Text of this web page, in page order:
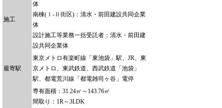
施工
体
南棟(Ⅰ-Ⅱ街区)：清水・前田建設共同企業
体
設計施工等業務一括受託者：清水・前田建
設共同企業体
最寄駅
東京メトロ有楽町線「東池袋」駅、JR、東
京メトロ、東武鉄道、西武鉄道「池袋」
駅、都電荒川線「都電雑司ヶ谷」電停
専有面積：31.24㎡～143.76㎡
間取り：1R～3LDK